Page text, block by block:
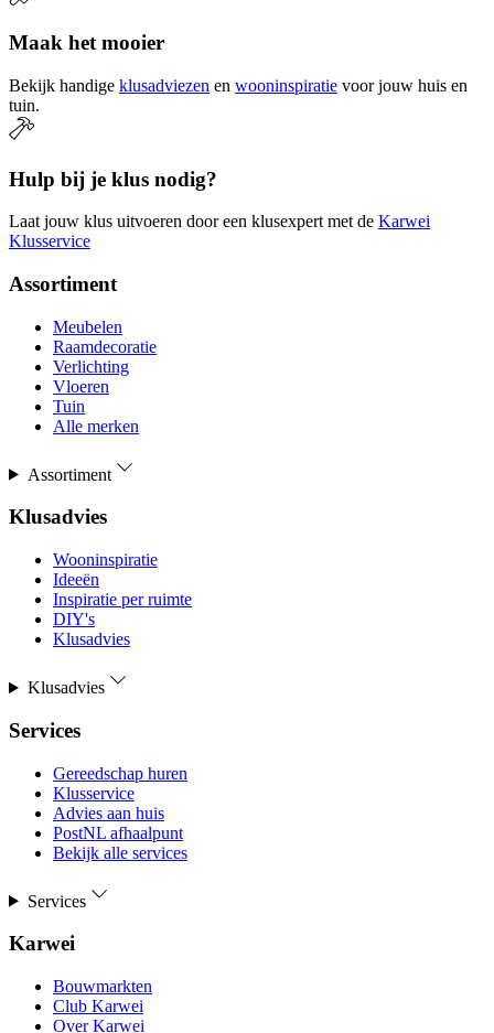
Maak het mooier
Bekijk handige klusadviezen en wooninspiratie voor jouw huis en
tuin.
Hulp bij je klus nodig?
Laat jouw klus uitvoeren door een klusexpert met de Karwei
Klusservice
Assortiment
Meubelen
Raamdecoratie
Verlichting
Vloeren
Tuin
Alle merken
Assortiment
Klusadvies
Wooninspiratie
Ideeën
Inspiratie per ruimte
DIY's
Klusadvies
Klusadvies
Services
Gereedschap huren
Klusservice
Advies aan huis
PostNL afhaalpunt
Bekijk alle services
Services
Karwei
Bouwmarkten
Club Karwei
Over Karwei